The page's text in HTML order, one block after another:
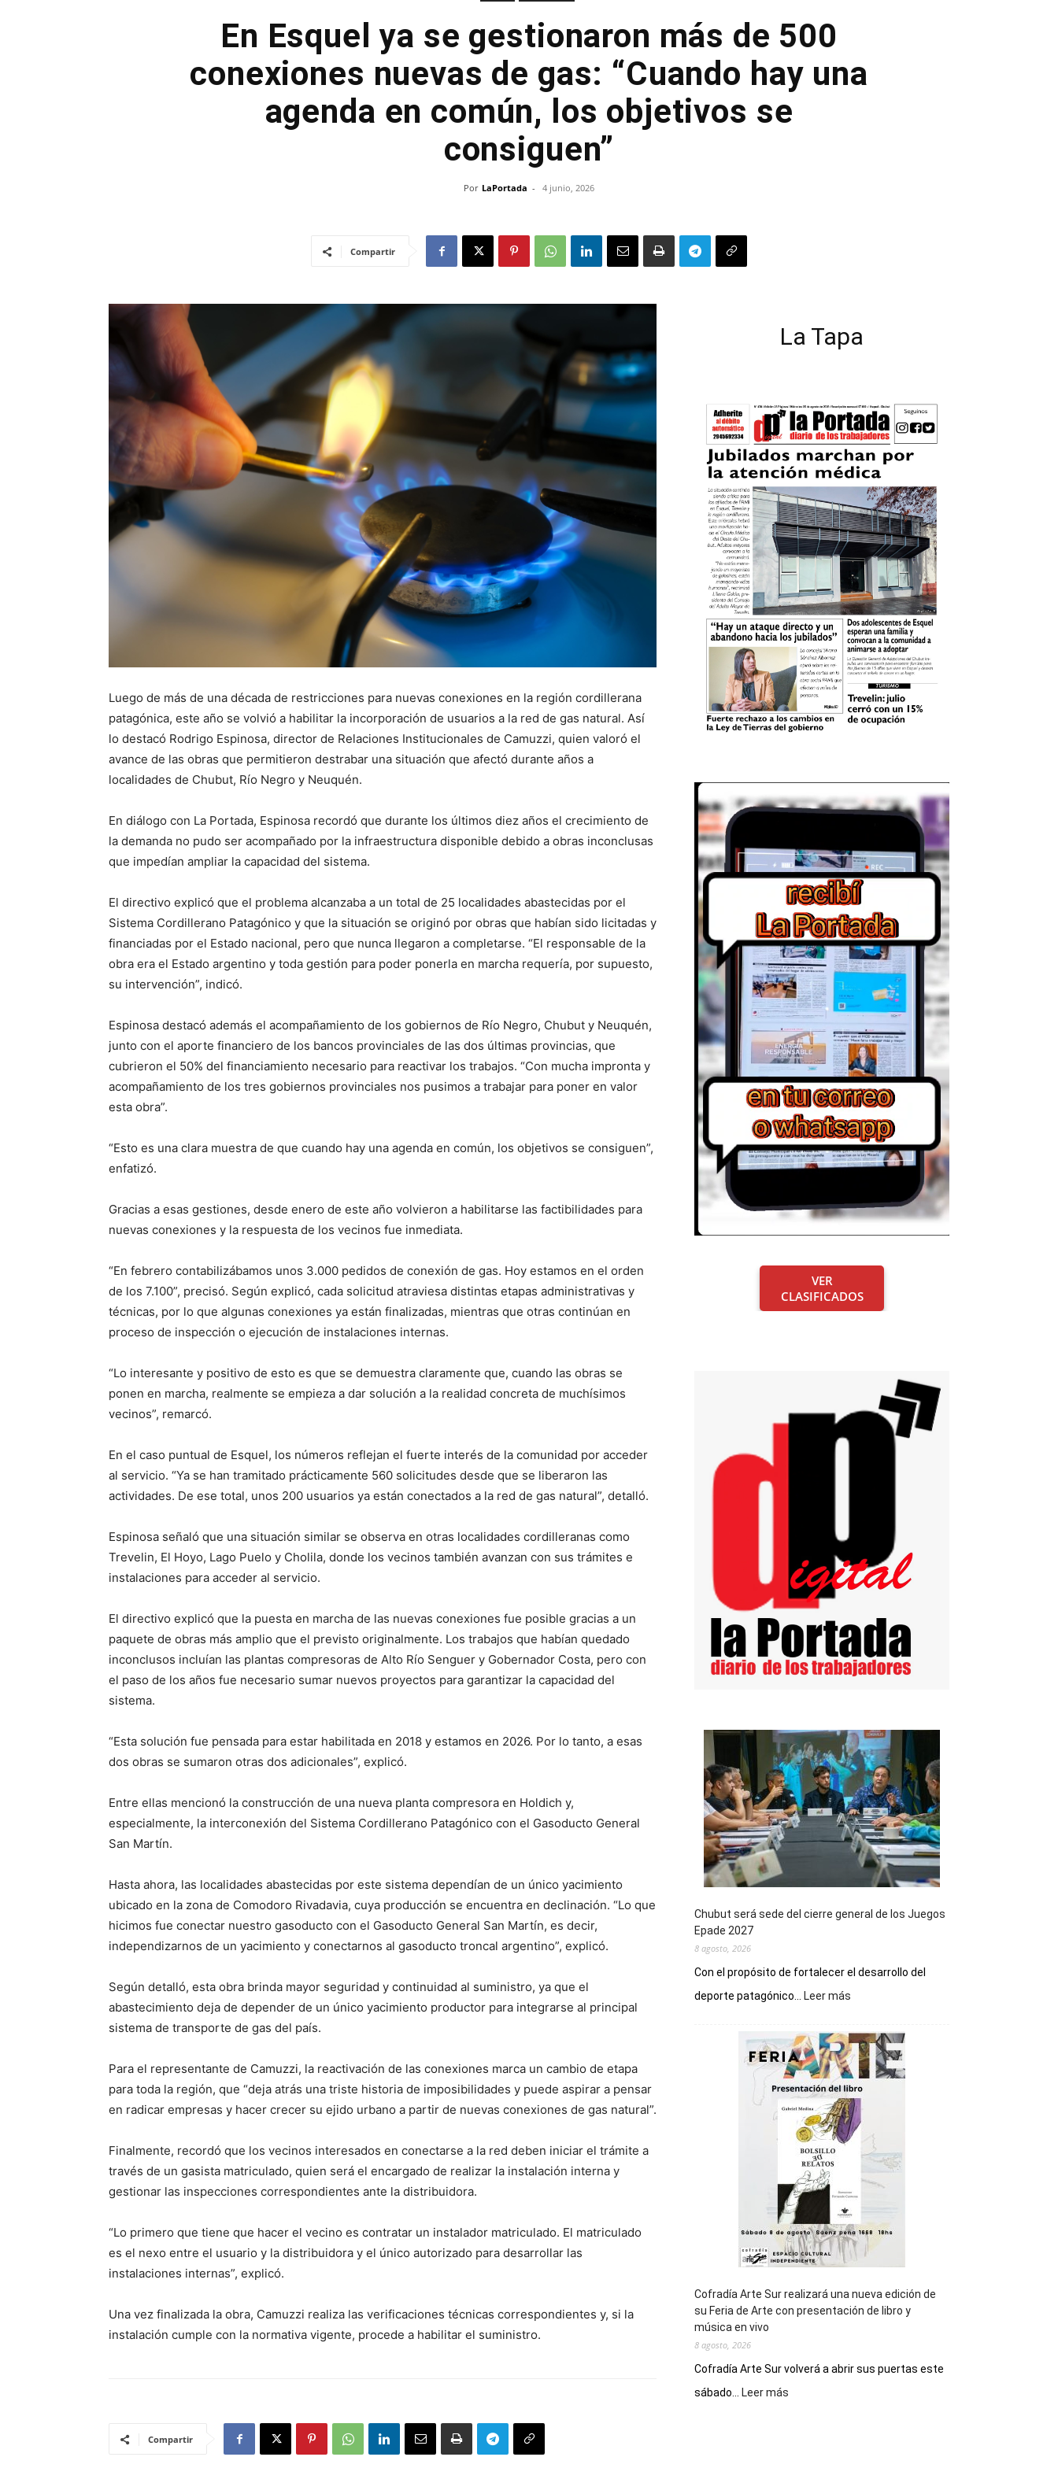
En Esquel ya se gestionaron más de 500
conexiones nuevas de gas: “Cuando hay una
agenda en común, los objetivos se
consiguen”
Por LaPortada - 4 junio, 2026
Compartir
Luego de más de una década de restricciones para nuevas conexiones en la región cordillerana
patagónica, este año se volvió a habilitar la incorporación de usuarios a la red de gas natural. Así
lo destacó Rodrigo Espinosa, director de Relaciones Institucionales de Camuzzi, quien valoró el
avance de las obras que permitieron destrabar una situación que afectó durante años a
localidades de Chubut, Río Negro y Neuquén.
En diálogo con La Portada, Espinosa recordó que durante los últimos diez años el crecimiento de
la demanda no pudo ser acompañado por la infraestructura disponible debido a obras inconclusas
que impedían ampliar la capacidad del sistema.
El directivo explicó que el problema alcanzaba a un total de 25 localidades abastecidas por el
Sistema Cordillerano Patagónico y que la situación se originó por obras que habían sido licitadas y
financiadas por el Estado nacional, pero que nunca llegaron a completarse. “El responsable de la
obra era el Estado argentino y toda gestión para poder ponerla en marcha requería, por supuesto,
su intervención”, indicó.
Espinosa destacó además el acompañamiento de los gobiernos de Río Negro, Chubut y Neuquén,
junto con el aporte financiero de los bancos provinciales de las dos últimas provincias, que
cubrieron el 50% del financiamiento necesario para reactivar los trabajos. “Con mucha impronta y
acompañamiento de los tres gobiernos provinciales nos pusimos a trabajar para poner en valor
esta obra”.
“Esto es una clara muestra de que cuando hay una agenda en común, los objetivos se consiguen”,
enfatizó.
Gracias a esas gestiones, desde enero de este año volvieron a habilitarse las factibilidades para
nuevas conexiones y la respuesta de los vecinos fue inmediata.
“En febrero contabilizábamos unos 3.000 pedidos de conexión de gas. Hoy estamos en el orden
de los 7.100”, precisó. Según explicó, cada solicitud atraviesa distintas etapas administrativas y
técnicas, por lo que algunas conexiones ya están finalizadas, mientras que otras continúan en
proceso de inspección o ejecución de instalaciones internas.
“Lo interesante y positivo de esto es que se demuestra claramente que, cuando las obras se
ponen en marcha, realmente se empieza a dar solución a la realidad concreta de muchísimos
vecinos”, remarcó.
En el caso puntual de Esquel, los números reflejan el fuerte interés de la comunidad por acceder
al servicio. “Ya se han tramitado prácticamente 560 solicitudes desde que se liberaron las
actividades. De ese total, unos 200 usuarios ya están conectados a la red de gas natural”, detalló.
Espinosa señaló que una situación similar se observa en otras localidades cordilleranas como
Trevelin, El Hoyo, Lago Puelo y Cholila, donde los vecinos también avanzan con sus trámites e
instalaciones para acceder al servicio.
El directivo explicó que la puesta en marcha de las nuevas conexiones fue posible gracias a un
paquete de obras más amplio que el previsto originalmente. Los trabajos que habían quedado
inconclusos incluían las plantas compresoras de Alto Río Senguer y Gobernador Costa, pero con
el paso de los años fue necesario sumar nuevos proyectos para garantizar la capacidad del
sistema.
“Esta solución fue pensada para estar habilitada en 2018 y estamos en 2026. Por lo tanto, a esas
dos obras se sumaron otras dos adicionales”, explicó.
Entre ellas mencionó la construcción de una nueva planta compresora en Holdich y,
especialmente, la interconexión del Sistema Cordillerano Patagónico con el Gasoducto General
San Martín.
Hasta ahora, las localidades abastecidas por este sistema dependían de un único yacimiento
ubicado en la zona de Comodoro Rivadavia, cuya producción se encuentra en declinación. “Lo que
hicimos fue conectar nuestro gasoducto con el Gasoducto General San Martín, es decir,
independizarnos de un yacimiento y conectarnos al gasoducto troncal argentino”, explicó.
Según detalló, esta obra brinda mayor seguridad y continuidad al suministro, ya que el
abastecimiento deja de depender de un único yacimiento productor para integrarse al principal
sistema de transporte de gas del país.
Para el representante de Camuzzi, la reactivación de las conexiones marca un cambio de etapa
para toda la región, que “deja atrás una triste historia de imposibilidades y puede aspirar a pensar
en radicar empresas y hacer crecer su ejido urbano a partir de nuevas conexiones de gas natural”.
Finalmente, recordó que los vecinos interesados en conectarse a la red deben iniciar el trámite a
través de un gasista matriculado, quien será el encargado de realizar la instalación interna y
gestionar las inspecciones correspondientes ante la distribuidora.
“Lo primero que tiene que hacer el vecino es contratar un instalador matriculado. El matriculado
es el nexo entre el usuario y la distribuidora y el único autorizado para desarrollar las
instalaciones internas”, explicó.
Una vez finalizada la obra, Camuzzi realiza las verificaciones técnicas correspondientes y, si la
instalación cumple con la normativa vigente, procede a habilitar el suministro.
Compartir
La Tapa
VER
CLASIFICADOS
Chubut será sede del cierre general de los Juegos
Epade 2027
8 agosto, 2026
Con el propósito de fortalecer el desarrollo del
deporte patagónico...
Leer más
sede
del
cierre
general
de
los
Juegos
Epade
2027
Cofradía Arte Sur realizará una nueva edición de
su Feria de Arte con presentación de libro y
música en vivo
8 agosto, 2026
Cofradía Arte Sur volverá a abrir sus puertas este
sábado...
Leer más